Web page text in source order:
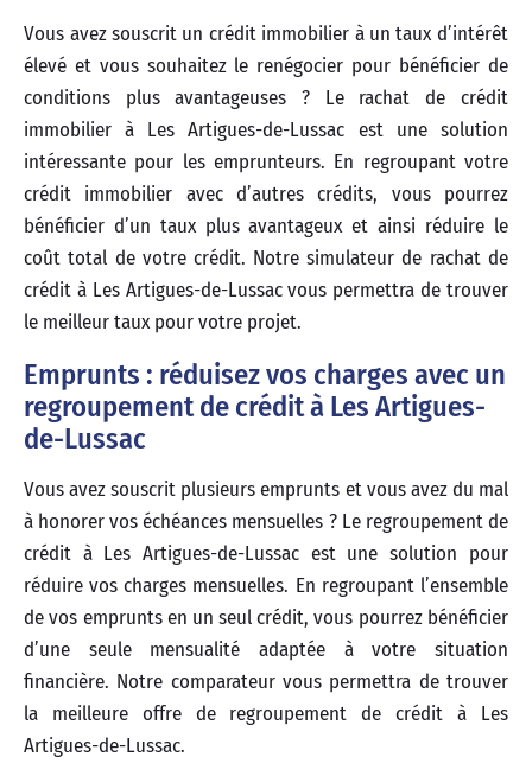
Vous avez souscrit un crédit immobilier à un taux d’intérêt
élevé et vous souhaitez le renégocier pour bénéficier de
conditions plus avantageuses ? Le rachat de crédit
immobilier à Les Artigues-de-Lussac est une solution
intéressante pour les emprunteurs. En regroupant votre
crédit immobilier avec d’autres crédits, vous pourrez
bénéficier d’un taux plus avantageux et ainsi réduire le
coût total de votre crédit. Notre simulateur de rachat de
crédit à Les Artigues-de-Lussac vous permettra de trouver
le meilleur taux pour votre projet.
Emprunts : réduisez vos charges avec un
regroupement de crédit à Les Artigues-
de-Lussac
Vous avez souscrit plusieurs emprunts et vous avez du mal
à honorer vos échéances mensuelles ? Le regroupement de
crédit à Les Artigues-de-Lussac est une solution pour
réduire vos charges mensuelles. En regroupant l’ensemble
de vos emprunts en un seul crédit, vous pourrez bénéficier
d’une seule mensualité adaptée à votre situation
financière. Notre comparateur vous permettra de trouver
la meilleure offre de regroupement de crédit à Les
Artigues-de-Lussac.